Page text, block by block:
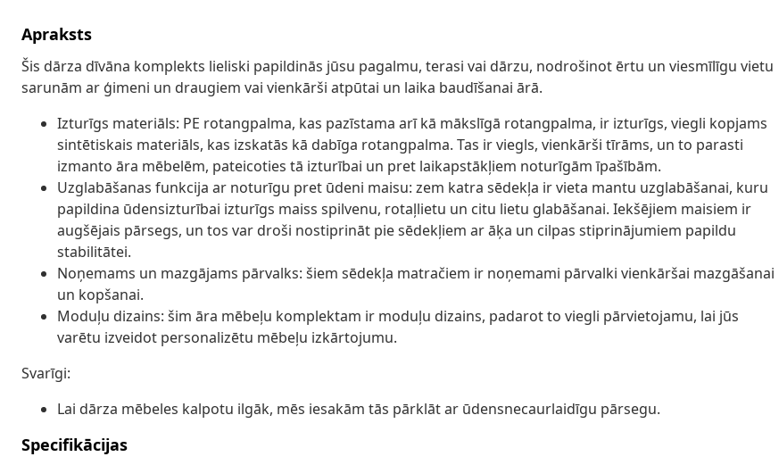
Apraksts
Šis dārza dīvāna komplekts lieliski papildinās jūsu pagalmu, terasi vai dārzu, nodrošinot ērtu un viesmīlīgu vietu
sarunām ar ģimeni un draugiem vai vienkārši atpūtai un laika baudīšanai ārā.
Izturīgs materiāls: PE rotangpalma, kas pazīstama arī kā mākslīgā rotangpalma, ir izturīgs, viegli kopjams
sintētiskais materiāls, kas izskatās kā dabīga rotangpalma. Tas ir viegls, vienkārši tīrāms, un to parasti
izmanto āra mēbelēm, pateicoties tā izturībai un pret laikapstākļiem noturīgām īpašībām.
Uzglabāšanas funkcija ar noturīgu pret ūdeni maisu: zem katra sēdekļa ir vieta mantu uzglabāšanai, kuru
papildina ūdensizturībai izturīgs maiss spilvenu, rotaļlietu un citu lietu glabāšanai. Iekšējiem maisiem ir
augšējais pārsegs, un tos var droši nostiprināt pie sēdekļiem ar āķa un cilpas stiprinājumiem papildu
stabilitātei.
Noņemams un mazgājams pārvalks: šiem sēdekļa matračiem ir noņemami pārvalki vienkāršai mazgāšanai
un kopšanai.
Moduļu dizains: šim āra mēbeļu komplektam ir moduļu dizains, padarot to viegli pārvietojamu, lai jūs
varētu izveidot personalizētu mēbeļu izkārtojumu.
Svarīgi:
Lai dārza mēbeles kalpotu ilgāk, mēs iesakām tās pārklāt ar ūdensnecaurlaidīgu pārsegu.
Specifikācijas